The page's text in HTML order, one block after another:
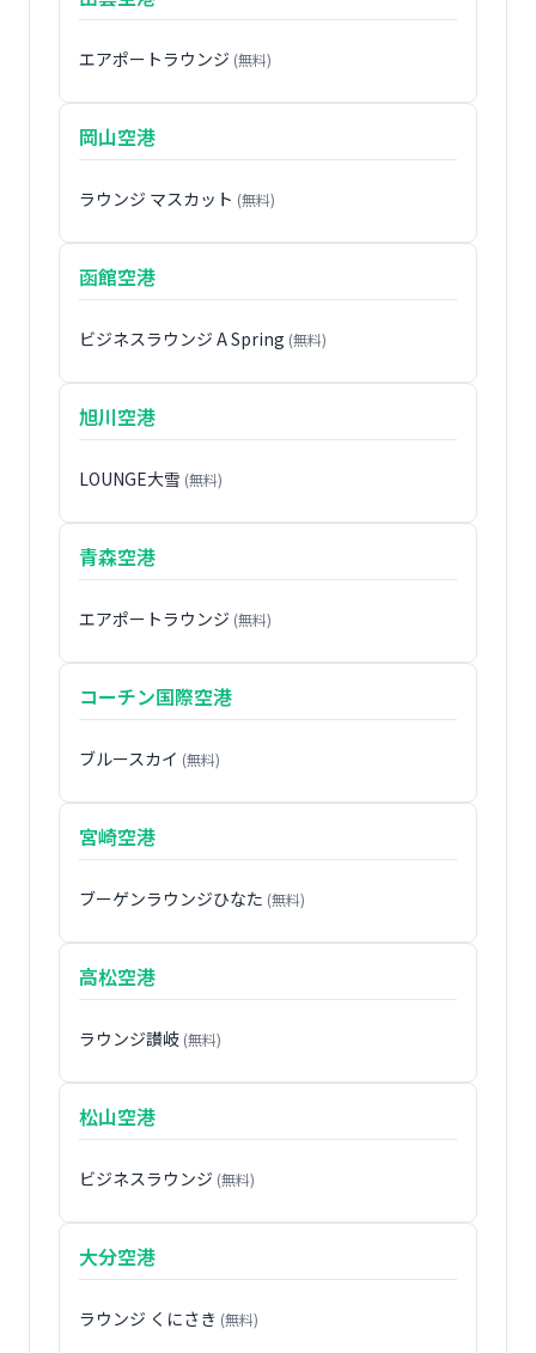
エアポートラウンジ (無料)
岡山空港
ラウンジ マスカット (無料)
函館空港
ビジネスラウンジ A Spring (無料)
旭川空港
LOUNGE大雪 (無料)
青森空港
エアポートラウンジ (無料)
コーチン国際空港
ブルースカイ (無料)
宮崎空港
ブーゲンラウンジひなた (無料)
高松空港
ラウンジ讃岐 (無料)
松山空港
ビジネスラウンジ (無料)
大分空港
ラウンジ くにさき (無料)